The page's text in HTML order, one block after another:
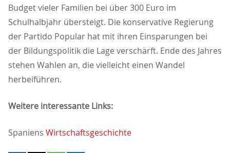
Budget vieler Familien bei über 300 Euro im
Schulhalbjahr übersteigt. Die konservative Regierung
der Partido Popular hat mit ihren Einsparungen bei
der Bildungspolitik die Lage verschärft. Ende des Jahres
stehen Wahlen an, die vielleicht einen Wandel
herbeiführen.
Weitere interessante Links:
Spaniens Wirtschaftsgeschichte